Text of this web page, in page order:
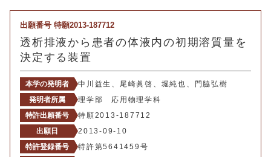
出願番号 特願2013-187712
透析排液から患者の体液内の初期溶質量を
決定する装置
本学の発明者
中川益生、尾崎眞啓、堀純也、門脇弘樹
発明者所属
理学部 応用物理学科
特許出願番号
特願2013-187712
出願日
2013-09-10
特許登録番号
特許第5641459号